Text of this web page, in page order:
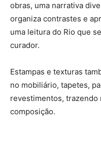
obras, uma narrativa
organiza contrastes e
uma leitura do Rio que
curador.
Estampas e texturas
no mobiliário, tapetes,
revestimentos, trazendo
composição.